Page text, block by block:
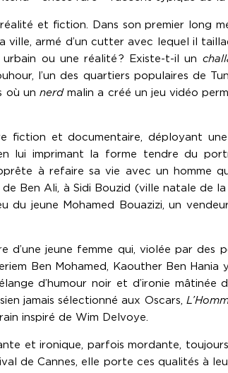
et fiction. Dans son premier long
ville, armé d’un cutter avec lequel il
ou une réalité ? Existe-t-il un
l’un des quartiers populaires de
où un nerdmalin a créé un jeu vidéo
et documentaire, déployant
lui imprimant la forme tendre du
à refaire sa vie avec un homme
Ben Ali, à Sidi Bouzid (ville natale de
du jeune Mohamed Bouazizi, un
d’une jeune femme qui, violée par des
Ben Mohamed, Kaouther Ben Hania
d’humour noir et d’ironie mâtinée
jamais sélectionné aux Oscars,
inspiré de Wim Delvoye.
et ironique, parfois mordante,
de Cannes, elle porte ces qualités à